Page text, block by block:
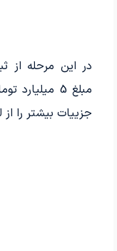
در این مرحله از
مبلغ 5
جزییات بیشتر را